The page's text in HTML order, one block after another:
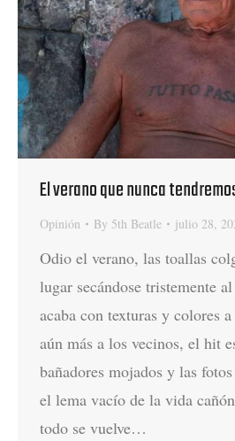
El verano que nunca
Opinión By 5th Beatle julio 28,
Odio el verano, las toallas
lugar secándose tristemente
acaba con texturas y colores
aún más a los vecinos, el hit
bañadores mojados y las
el lema vacío de la vida
todo se vuelve…